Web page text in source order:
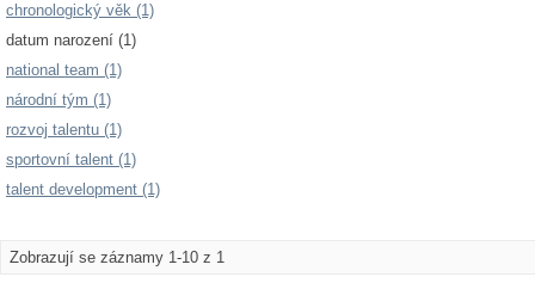
chronologický věk (1)
datum narození (1)
national team (1)
národní tým (1)
rozvoj talentu (1)
sportovní talent (1)
talent development (1)
Zobrazují se záznamy 1-10 z 1